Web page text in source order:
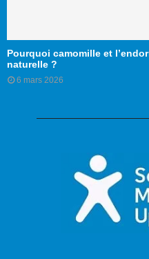
Pourquoi camomille et
naturelle ?
6 mars 2026